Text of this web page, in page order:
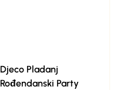
Djeco Pladanj
Rođendanski Party